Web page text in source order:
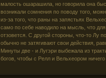
малость ошарашила, но говорила она
возникали сомнения по поводу того,
из-за того, что раны на запястьях
само по себе наводило на мысль, что для
отзовется. С другой стороны, что-то Лу
обычно не затягивают свои действия,
Минуты две - и Лугэри выбежала из
богов, чтобы с Релл и Вельхеором